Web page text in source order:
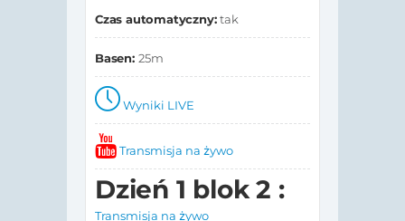
Czas automatyczny:tak
Basen: 25m
Wyniki LIVE
Transmisja na żywo
Dzień 1 blok 2 :
Transmisja na żywo